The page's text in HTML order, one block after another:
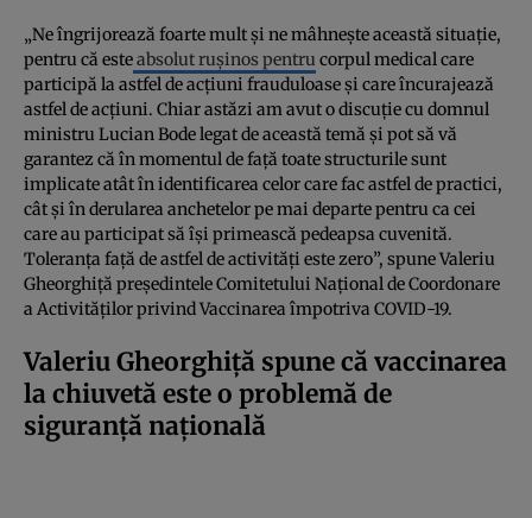
„Ne îngrijorează foarte mult și ne mâhnește această situație,
pentru că esteabsolut rușinos pentru corpul medical care
participă la astfel de acțiuni frauduloase și care încurajează
astfel de acțiuni. Chiar astăzi am avut o discuție cu domnul
ministru Lucian Bode legat de această temă și pot să vă
garantez că în momentul de față toate structurile sunt
implicate atât în identificarea celor care fac astfel de practici,
cât și în derularea anchetelor pe mai departe pentru ca cei
care au participat să își primească pedeapsa cuvenită.
Toleranța față de astfel de activități este zero”, spune Valeriu
Gheorghiță președintele Comitetului Național de Coordonare
a Activităților privind Vaccinarea împotriva COVID-19.
Valeriu Gheorghiță spune că vaccinarea
la chiuvetă este o problemă de
siguranță națională